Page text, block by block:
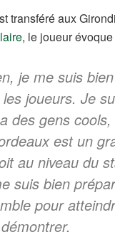
transféré aux
, le joueur
je me suis
joueurs. Je
des gens
est un
au niveau du
suis bien
pour